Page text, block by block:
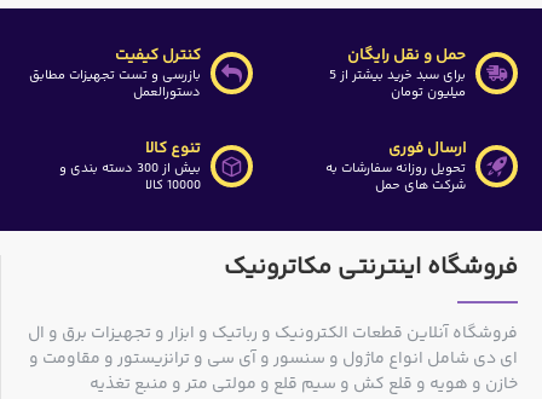
حمل و نقل رایگان
برای سبد خرید بیشتر از 5
میلیون تومان
کنترل کیفیت
بازرسی و تست تجهیزات مطابق
دستورالعمل
ارسال فوری
تحویل روزانه سفارشات به
شرکت های حمل
تنوع کالا
بیش از 300 دسته بندی و
10000 کالا
فروشگاه اینترنتی مکاترونیک
فروشگاه آنلاین قطعات الکترونیک و رباتیک و ابزار و تجهیزات برق و ال
ای دی شامل انواع ماژول و سنسور و آی سی و ترانزیستور و مقاومت و
خازن و هویه و قلع کش و سیم قلع و مولتی متر و منبع تغذیه